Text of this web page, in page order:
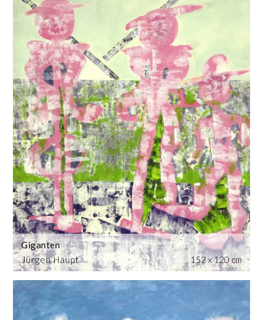
Jürgen Haupt
Giganten
152 x 120 cm